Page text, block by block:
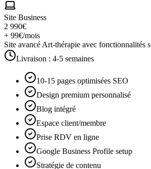
Site Business
2 990€
+ 99€/mois
Site avancé Art-thérapie avec fonctionnalités
Livraison : 4-5 semaines
10-15 pages optimisées SEO
Design premium personnalisé
Blog intégré
Espace client/membre
Prise RDV en ligne
Google Business Profile setup
Stratégie de contenu